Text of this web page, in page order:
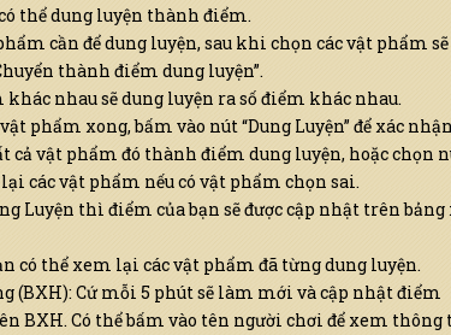
thể dung luyện thành điểm.
cần để dung luyện, sau khi chọn các vật phẩm sẽ
thành điểm dung luyện”.
nhau sẽ dung luyện ra số điểm khác nhau.
phẩm xong, bấm vào nút “Dung Luyện” để xác nhận
cả vật phẩm đó thành điểm dung luyện, hoặc chọn
lại các vật phẩm nếu có vật phẩm chọn sai.
Luyện thì điểm của bạn sẽ được cập nhật trên bảng
có thể xem lại các vật phẩm đã từng dung luyện.
(BXH): Cứ mỗi 5 phút sẽ làm mới và cập nhật điểm
BXH. Có thể bấm vào tên người chơi để xem thông